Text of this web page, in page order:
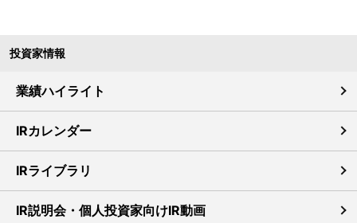
投資家情報
業績ハイライト
IRカレンダー
IRライブラリ
IR説明会・個人投資家向けIR動画